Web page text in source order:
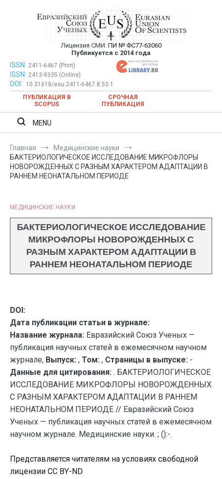
Евразийский Союз Ученых —
публикация научных статей в
ежемесячном научном журнале
Лицензия СМИ: ПИ № ФС77-63060
Публикуется с 2014 года
Евразийский Союз Ученых — публикация научных статей в
ежемесячном научном журнале
ISSN: 2411-6467 (Print)
ISSN: 2413-9335 (Online)
DOI:
10.31618/esu.2411-6467.8.53.1
ПУБЛИКАЦИЯ В
SCOPUS
СРОЧНАЯ
ПУБЛИКАЦИЯ
MENU
Главная
Медицинские науки
БАКТЕРИОЛОГИЧЕСКОЕ ИССЛЕДОВАНИЕ МИКРОФЛОРЫ
НОВОРОЖДЕННЫХ С РАЗНЫМ ХАРАКТЕРОМ АДАПТАЦИИ В
РАННЕМ НЕОНАТАЛЬНОМ ПЕРИОДЕ
МЕДИЦИНСКИЕ НАУКИ
БАКТЕРИОЛОГИЧЕСКОЕ ИССЛЕДОВАНИЕ
МИКРОФЛОРЫ НОВОРОЖДЕННЫХ С
РАЗНЫМ ХАРАКТЕРОМ АДАПТАЦИИ В
РАННЕМ НЕОНАТАЛЬНОМ ПЕРИОДЕ
DOI:
Дата публикации статьи в журнале:
Название журнала: Евразийский Союз Ученых —
публикация научных статей в ежемесячном научном
журнале, Выпуск: , Том: , Страницы в выпуске: -
Данные для цитирования: . БАКТЕРИОЛОГИЧЕСКОЕ
ИССЛЕДОВАНИЕ МИКРОФЛОРЫ НОВОРОЖДЕННЫХ
С РАЗНЫМ ХАРАКТЕРОМ АДАПТАЦИИ В РАННЕМ
НЕОНАТАЛЬНОМ ПЕРИОДЕ // Евразийский Союз
Ученых — публикация научных статей в ежемесячном
научном журнале. Медицинские науки. ; ():-.
Представляется читателям на условиях свободной
лицензии CC BY-ND